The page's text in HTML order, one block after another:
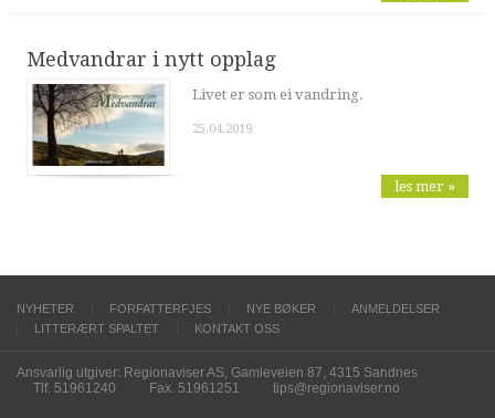
Medvandrar i nytt opplag
Livet er som ei vandring.
25.04.2019
les mer »
NYHETER FORFATTERFJES NYE BØKER
ANMELDELSER
LITTERÆRT SPALTET
KONTAKT OSS
Ansvarlig utgiver: Regionaviser AS, Gamleveien 87, 4315 Sandnes
Tlf. 51961240
Fax. 51961251 tips@regionaviser.no